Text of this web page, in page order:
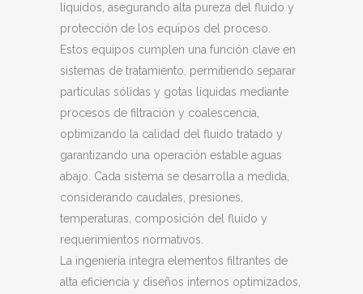
líquidos, asegurando alta pureza del fluido y
protección de los equipos del proceso.
Estos equipos cumplen una función clave en
sistemas de tratamiento, permitiendo separar
partículas sólidas y gotas líquidas mediante
procesos de filtración y coalescencia,
optimizando la calidad del fluido tratado y
garantizando una operación estable aguas
abajo. Cada sistema se desarrolla a medida,
considerando caudales, presiones,
temperaturas, composición del fluido y
requerimientos normativos.
La ingeniería integra elementos filtrantes de
alta eficiencia y diseños internos optimizados,